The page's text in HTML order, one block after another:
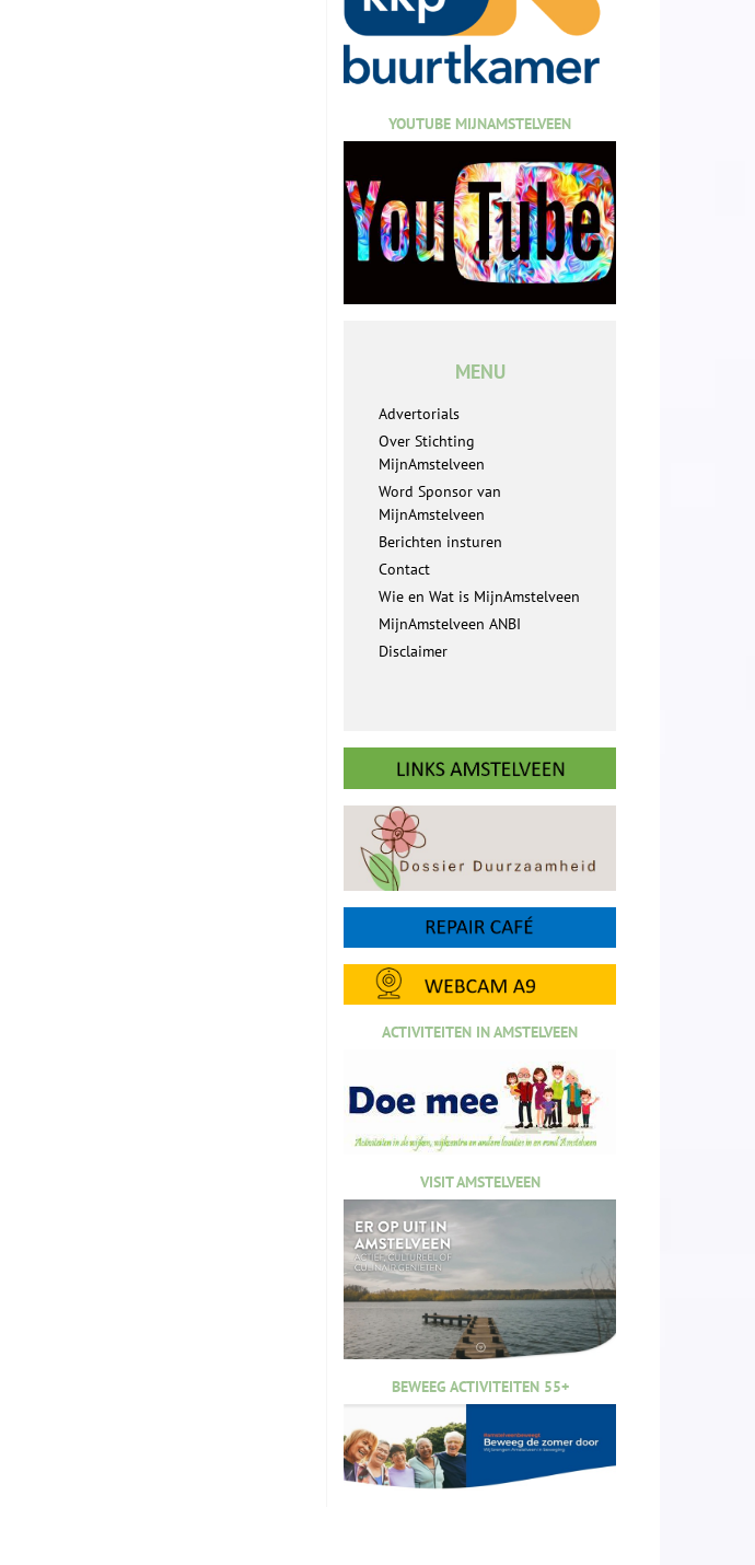
YOUTUBE MIJNAMSTELVEEN
MENU
Advertorials
Over Stichting
MijnAmstelveen
Word Sponsor van
MijnAmstelveen
Berichten insturen
Contact
Wie en Wat is MijnAmstelveen
MijnAmstelveen ANBI
Disclaimer
ACTIVITEITEN IN AMSTELVEEN
VISIT AMSTELVEEN
BEWEEG ACTIVITEITEN 55+